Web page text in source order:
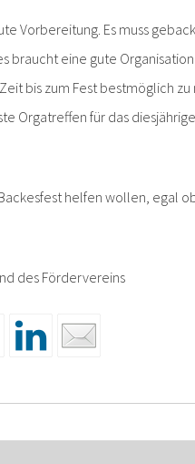
Vorbereitung. Es muss
braucht eine gute
bis zum Fest bestmöglich
Orgatreffen für das
helfen wollen, egal
des Fördervereins